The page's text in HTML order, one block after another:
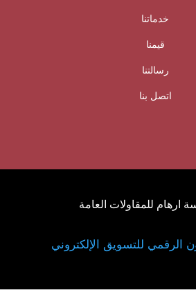
خدماتنا
قيمنا
رسالتنا
اتصل بنا
للمقاولات العامة
الرقمي للتسويق الإلكتروني